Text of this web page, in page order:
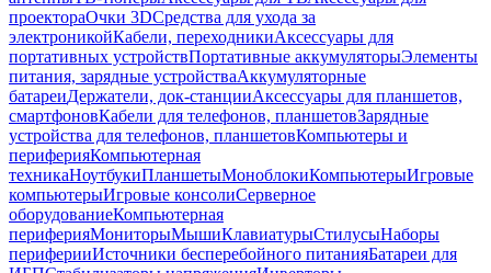
проектораОчки 3DСредства для ухода за
электроникойКабели, переходникиАксессуары для
портативных устройствПортативные аккумуляторыЭлементы
питания, зарядные устройстваАккумуляторные
батареиДержатели, док-станцииАксессуары для планшетов,
смартфоновКабели для телефонов, планшетовЗарядные
устройства для телефонов, планшетовКомпьютеры и
периферияКомпьютерная
техникаНоутбукиПланшетыМоноблокиКомпьютерыИгровые
компьютерыИгровые консолиСерверное
оборудованиеКомпьютерная
периферияМониторыМышиКлавиатурыСтилусыНаборы
периферииИсточники бесперебойного питанияБатареи для